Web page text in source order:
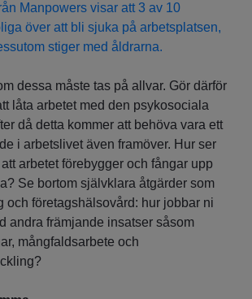
Manpowers visar att 3 av 10
över att bli sjuka på arbetsplatsen,
stiger med åldrarna.
dessa måste tas på allvar. Gör därför
låta arbetet med den psykosociala
då detta kommer att behöva vara ett
i arbetslivet även framöver. Hur ser
arbetet förebygger och fångar upp
Se bortom självklara åtgärder som
och företagshälsovård: hur jobbar ni
andra främjande insatser såsom
mångfaldsarbete och